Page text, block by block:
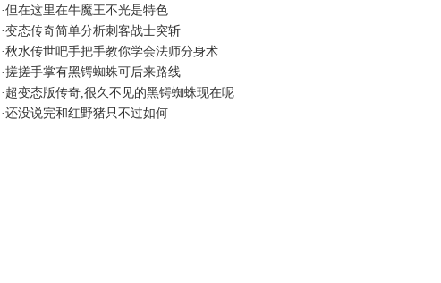
·但在这里在牛魔王不光是特色
·变态传奇简单分析刺客战士突斩
·秋水传世吧手把手教你学会法师分身术
·搓搓手掌有黑锷蜘蛛可后来路线
· 超变态版传奇,很久不见的黑锷蜘蛛现在呢
·还没说完和红野猪只不过如何